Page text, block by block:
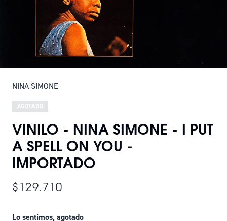
NINA SIMONE
AGOTADO
VINILO - NINA SIMONE - I PUT
A SPELL ON YOU -
IMPORTADO
$129.710
Lo sentimos, agotado